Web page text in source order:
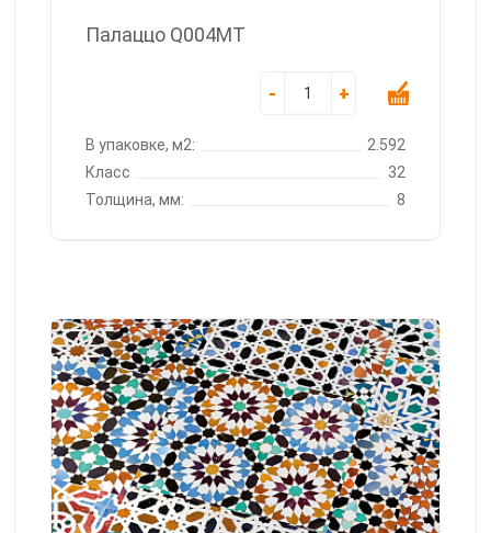
Палаццо Q004MT
- +
В упаковке, м2:
2.592
Класс
32
Толщина, мм:
8